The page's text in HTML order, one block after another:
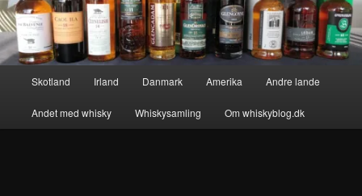
Skotland Irland Danmark Amerika Andre lande
Andet med whisky Whiskysamling Om whiskyblog.dk